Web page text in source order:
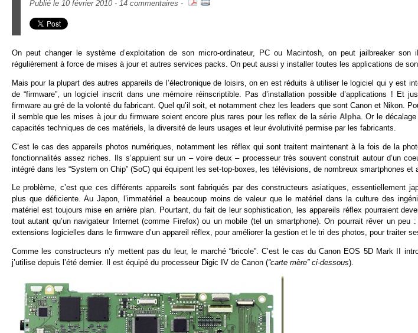
Publié le 10 février 2010 - 14 commentaires -
On peut changer le système d’exploitation de son micro-ordinateur, PC ou Macintosh, on peut jailbreaker
régulièrement à force de mises à jour et autres services packs. On peut aussi y installer toutes les applications de
Mais pour la plupart des autres appareils de l’électronique de loisirs, on en est réduits à utiliser le logiciel qui y est
de “firmware”, un logiciel inscrit dans une mémoire réinscriptible. Pas d’installation possible d’applications ! Et
firmware au gré de la volonté du fabricant. Quel qu’il soit, et notamment chez les leaders que sont Canon et Nikon.
il semble que les mises à jour du firmware soient encore plus rares pour les reflex de lasérie Alpha. Or le
capacités techniques de ces matériels, la diversité de leurs usages et leur évolutivité permise par les fabricants.
C’est le cas des appareils photos numériques, notamment les réflex qui sont traitent maintenant à la fois de la
fonctionnalités assez riches. Ils s’appuient sur un – voire deux – processeur très souvent construit autour d’un
intégré dans les “System on Chip” (SoC) qui équipent les set-top-boxes, les télévisions, de nombreux smartphones et
Le problème, c’est que ces différents appareils sont fabriqués par des constructeurs asiatiques, essentiellement
plus que déficiente. Au Japon, l’immatériel a beaucoup moins de valeur que le matériel dans la culture des
matériel est toujours mise en arrière plan. Pourtant, du fait de leur sophistication, les appareils réflex pourraient
tout autant qu’un navigateur Internet (comme Firefox) ou un mobile (tel un smartphone). On pourrait rêver un peu
extensions logicielles dans le firmware d’un appareil réflex, pour améliorer la gestion et le tri des photos, pour traiter
Comme les constructeurs n’y mettent pas du leur, le marché “bricole”. C’est le cas du Canon EOS 5D Mark II
j’utilise depuis l’été dernier. Il est équipé du processeur Digic IV de Canon (“carte mère” ci-dessous).